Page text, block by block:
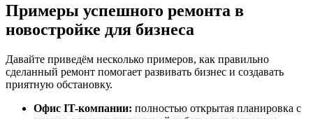
Примеры успешного ремонта в
новостройке для бизнеса
Давайте приведём несколько примеров, как правильно
сделанный ремонт помогает развивать бизнес и создавать
приятную обстановку.
Офис IT-компании: полностью открытая планировка с